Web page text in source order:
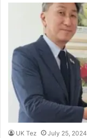
UK Tez July 25, 2024